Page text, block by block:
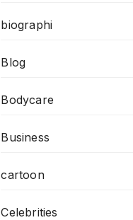
biographi
Blog
Bodycare
Business
cartoon
Celebrities